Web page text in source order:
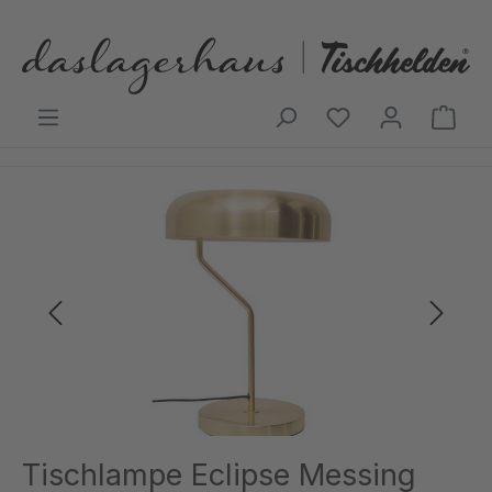
Bildergalerie überspringen
Tischlampe Eclipse Messing